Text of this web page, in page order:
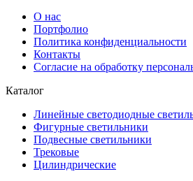
О нас
Портфолио
Политика конфиденциальности
Контакты
Согласие на обработку
Каталог
Линейные светодиодные
Фигурные светильники
Подвесные светильники
Трековые
Цилиндрические